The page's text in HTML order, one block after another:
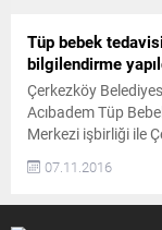
Tüp bebek
bilgilendirme
Çerkezköy
Acıbadem Tüp
Merkezi işbirliği ile
Saylan Eğitim Kültür
07.11.2016